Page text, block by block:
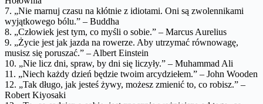
7. „Nie marnuj czasu na kłótnie z idiotami. Oni są zwolennikami
wyjątkowego bólu.” – Buddha
8. „Człowiek jest tym, co myśli o sobie.” – Marcus Aurelius
9. „Życie jest jak jazda na rowerze. Aby utrzymać równowagę,
musisz się poruszać.” – Albert Einstein
10. „Nie licz dni, spraw, by dni się liczyły.” – Muhammad Ali
11. „Niech każdy dzień będzie twoim arcydziełem.” – John Wooden
12. „Tak długo, jak jesteś żywy, możesz zmienić to, co robisz.” –
Robert Kiyosaki